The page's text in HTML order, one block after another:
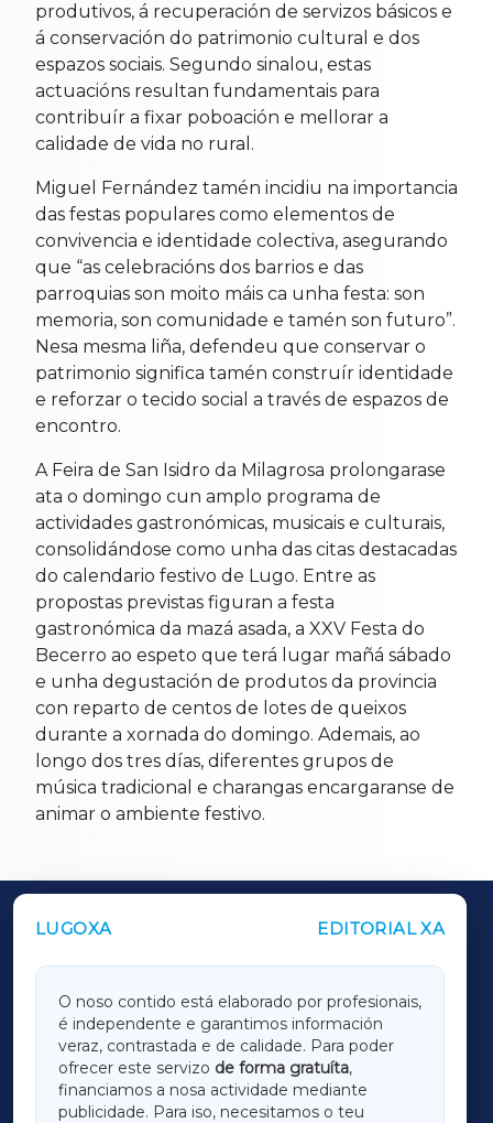
produtivos, á recuperación de servizos básicos e
á conservación do patrimonio cultural e dos
espazos sociais. Segundo sinalou, estas
actuacións resultan fundamentais para
contribuír a fixar poboación e mellorar a
calidade de vida no rural.
Miguel Fernández tamén incidiu na importancia
das festas populares como elementos de
convivencia e identidade colectiva, asegurando
que “as celebracións dos barrios e das
parroquias son moito máis ca unha festa: son
memoria, son comunidade e tamén son futuro”.
Nesa mesma liña, defendeu que conservar o
patrimonio significa tamén construír identidade
e reforzar o tecido social a través de espazos de
encontro.
A Feira de San Isidro da Milagrosa prolongarase
ata o domingo cun amplo programa de
actividades gastronómicas, musicais e culturais,
consolidándose como unha das citas destacadas
do calendario festivo de Lugo. Entre as
propostas previstas figuran a festa
gastronómica da mazá asada, a XXV Festa do
Becerro ao espeto que terá lugar mañá sábado
e unha degustación de produtos da provincia
con reparto de centos de lotes de queixos
durante a xornada do domingo. Ademais, ao
longo dos tres días, diferentes grupos de
música tradicional e charangas encargaranse de
animar o ambiente festivo.
LUGOXA EDITORIAL XA
O noso contido está elaborado por profesionais,
é independente e garantimos información
veraz, contrastada e de calidade. Para poder
ofrecer este servizo de forma gratuíta,
financiamos a nosa actividade mediante
publicidade. Para iso, necesitamos o teu
OUTROS PERIÓDICOS
LUGOXA
TERRACHAXA